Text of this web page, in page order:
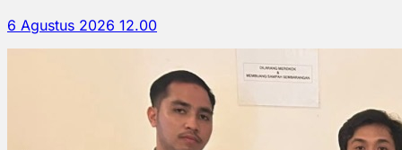
6 Agustus 2026 12.00